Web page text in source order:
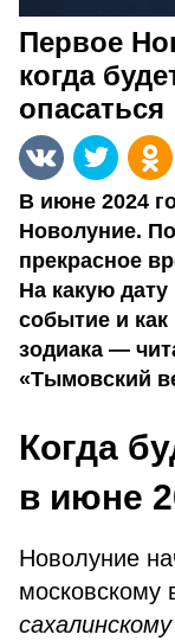
Первое
когда
опасаться
В июне 2024
Новолуние.
прекрасное
На какую
событие и как
зодиака —
«Тымовский
Когда
в июне
Новолуние
московскому